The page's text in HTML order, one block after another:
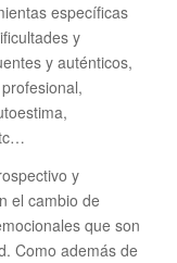
específicas
y
y auténticos,
y
el cambio de
que son
Como además de